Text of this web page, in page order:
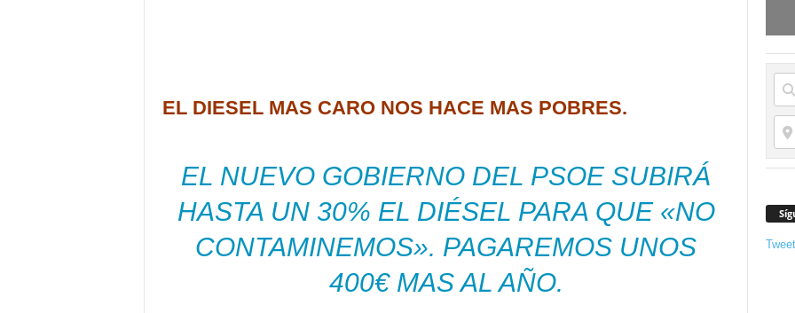
EL DIESEL MAS CARO NOS HACE MAS POBRES.
EL NUEVO GOBIERNO DEL PSOE SUBIRÁ
HASTA UN 30% EL DIÉSEL PARA QUE «NO
CONTAMINEMOS». PAGAREMOS UNOS
400€ MAS AL AÑO.